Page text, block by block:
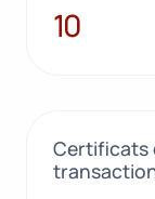
10
10
Certificats